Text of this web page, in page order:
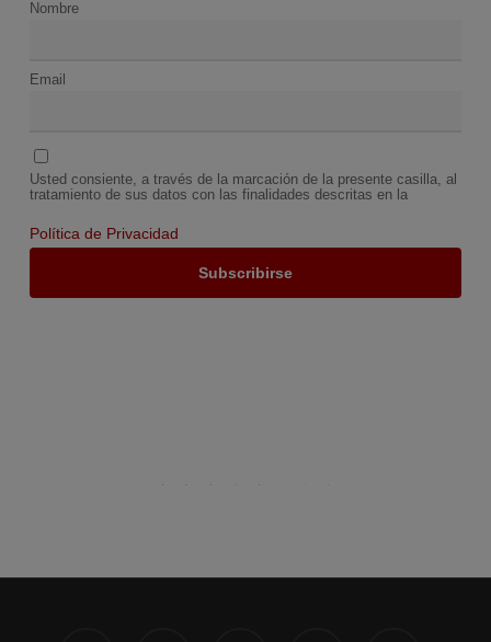
Nombre
Email
Usted consiente, a través de la marcación de la presente casilla, al
tratamiento de sus datos con las finalidades descritas en la
Política de Privacidad